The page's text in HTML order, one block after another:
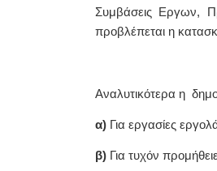
Συμβάσεις Εργων,
προβλέπεται η
Αναλυτικότερα η
α) Για
β) Για τυχόν